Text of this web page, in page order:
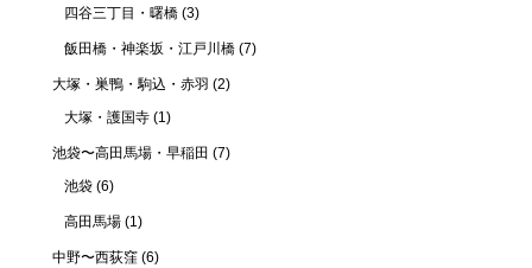
四谷三丁目・曙橋 (3)
飯田橋・神楽坂・江戸川橋 (7)
大塚・巣鴨・駒込・赤羽 (2)
大塚・護国寺 (1)
池袋〜高田馬場・早稲田 (7)
池袋 (6)
高田馬場 (1)
中野〜西荻窪 (6)